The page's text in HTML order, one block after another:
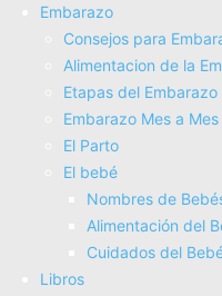
Embarazo
Consejos para
Alimentacion de la
Etapas del Embarazo
Embarazo Mes a Mes
El Parto
El bebé
Nombres de
Alimentación del
Cuidados del
Libros
Estiramientos
Ergonomí­a
Tercera Edad
Embarazo
Consejos para
Alimentacion de la
Etapas del Embarazo
Embarazo Mes a Mes
El Parto